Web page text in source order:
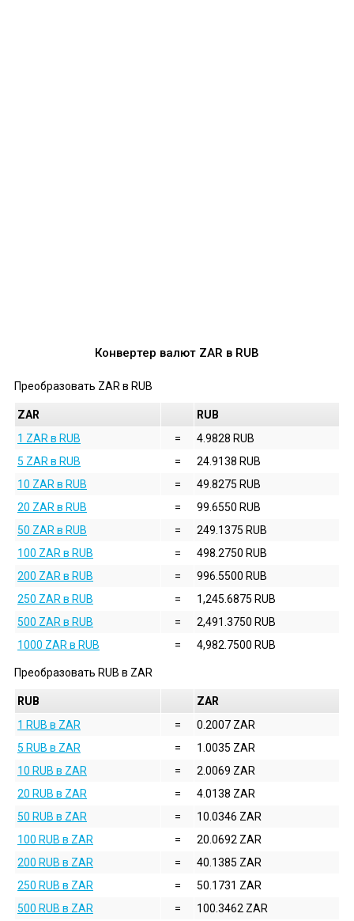
Конвертер валют ZAR в RUB
Преобразовать ZAR в RUB
ZAR
RUB
1 ZAR в RUB
=
4.9828 RUB
5 ZAR в RUB
=
24.9138 RUB
10 ZAR в RUB
=
49.8275 RUB
20 ZAR в RUB
=
99.6550 RUB
50 ZAR в RUB
=
249.1375 RUB
100 ZAR в RUB
=
498.2750 RUB
200 ZAR в RUB
=
996.5500 RUB
250 ZAR в RUB
=
1,245.6875 RUB
500 ZAR в RUB
=
2,491.3750 RUB
1000 ZAR в RUB
= 4,982.7500 RUB
Преобразовать RUB в ZAR
RUB
ZAR
1 RUB в ZAR
=
0.2007 ZAR
5 RUB в ZAR
=
1.0035 ZAR
10 RUB в ZAR
=
2.0069 ZAR
20 RUB в ZAR
=
4.0138 ZAR
50 RUB в ZAR
=
10.0346 ZAR
100 RUB в ZAR
=
20.0692 ZAR
200 RUB в ZAR
=
40.1385 ZAR
250 RUB в ZAR
=
50.1731 ZAR
500 RUB в ZAR
=
100.3462 ZAR